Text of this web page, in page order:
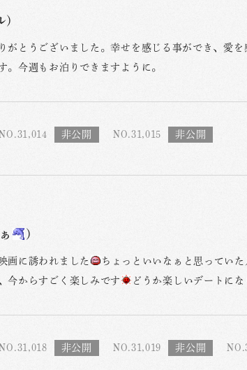
)
がとうございました。幸せを感じる事ができ、愛
。今週もお泊りできますように。
NO.31,015
)
画に誘われました ちょっといいなぁと思ってい
今からすごく楽しみです
どうか楽しいデートに
NO.31,019